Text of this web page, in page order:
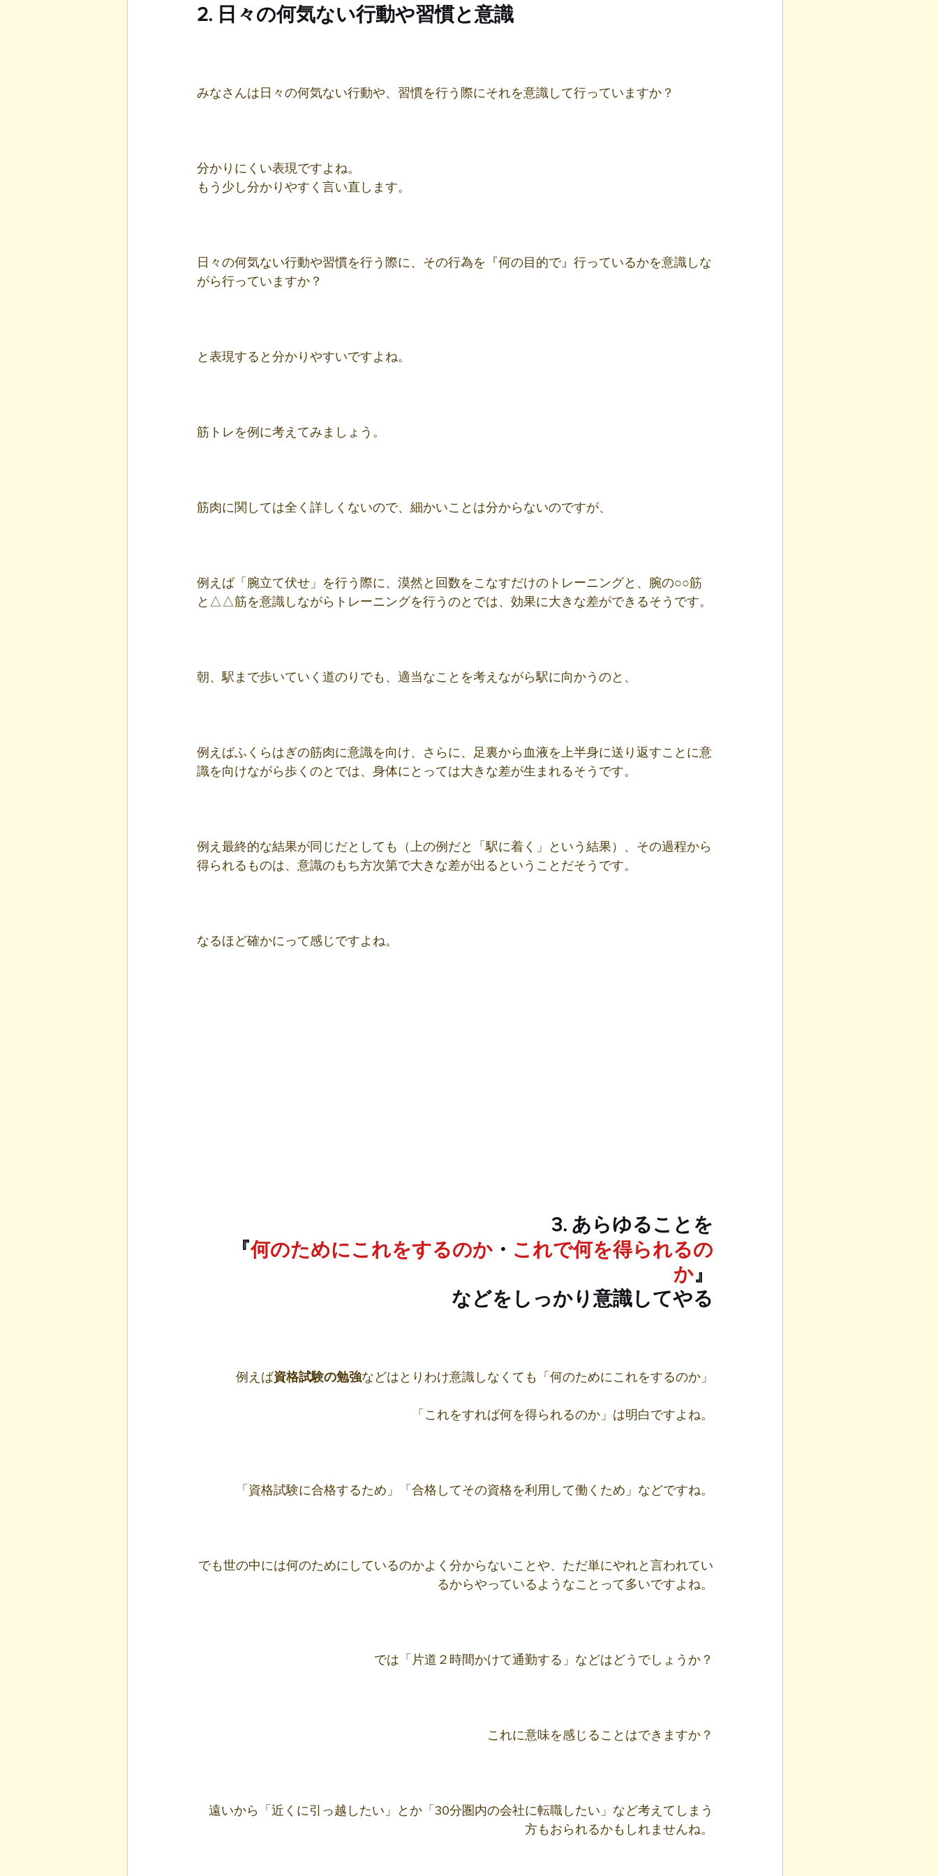
2. 日々の何気ない行動や習慣と意識
みなさんは日々の何気ない行動や、習慣を行う際にそれを意識して行っていますか？
分かりにくい表現ですよね。
もう少し分かりやすく言い直します。
日々の何気ない行動や習慣を行う際に、その行為を『何の目的で』行っているかを意識しな
がら行っていますか？
と表現すると分かりやすいですよね。
筋トレを例に考えてみましょう。
筋肉に関しては全く詳しくないので、細かいことは分からないのですが、
例えば「腕立て伏せ」を行う際に、漠然と回数をこなすだけのトレーニングと、腕の○○筋
と△△筋を意識しながらトレーニングを行うのとでは、効果に大きな差ができるそうです。
朝、駅まで歩いていく道のりでも、適当なことを考えながら駅に向かうのと、
例えばふくらはぎの筋肉に意識を向け、さらに、足裏から血液を上半身に送り返すことに意
識を向けながら歩くのとでは、身体にとっては大きな差が生まれるそうです。
例え最終的な結果が同じだとしても（上の例だと「駅に着く」という結果）、その過程から
得られるものは、意識のもち方次第で大きな差が出るということだそうです。
なるほど確かにって感じですよね。
3. あらゆることを
『何のためにこれをするのか ・ これで何を得られるの
か』
などをしっかり意識してやる
例えば資格試験の勉強などはとりわけ意識しなくても「何のためにこれをするのか」
「これをすれば何を得られるのか」は明白ですよね。
「資格試験に合格するため」「合格してその資格を利用して働くため」などですね。
でも世の中には何のためにしているのかよく分からないことや、ただ単にやれと言われてい
るからやっているようなことって多いですよね。
では「片道２時間かけて通勤する」などはどうでしょうか？
これに意味を感じることはできますか？
遠いから「近くに引っ越したい」とか「30分圏内の会社に転職したい」など考えてしまう
方もおられるかもしれませんね。